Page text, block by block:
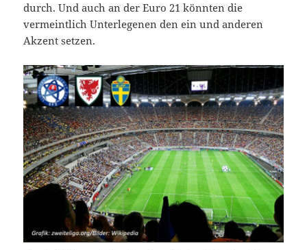
durch. Und auch an der Euro 21 könnten die
vermeintlich Unterlegenen den ein und anderen
Akzent setzen.